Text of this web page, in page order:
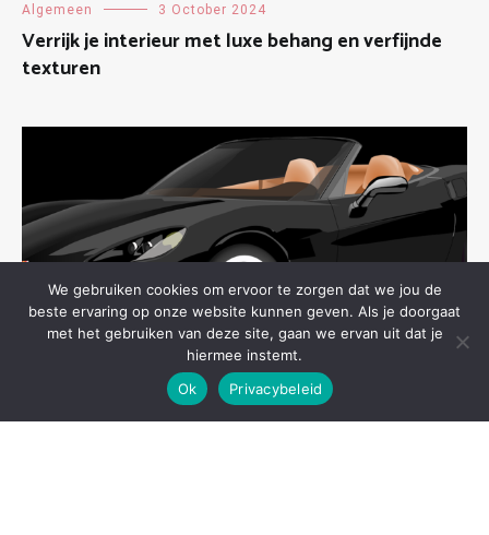
Algemeen 3 October 2024
Verrijk je interieur met luxe behang en verfijnde
texturen
We gebruiken cookies om ervoor te zorgen dat we jou de
beste ervaring op onze website kunnen geven. Als je doorgaat
met het gebruiken van deze site, gaan we ervan uit dat je
hiermee instemt.
Ok
Privacybeleid